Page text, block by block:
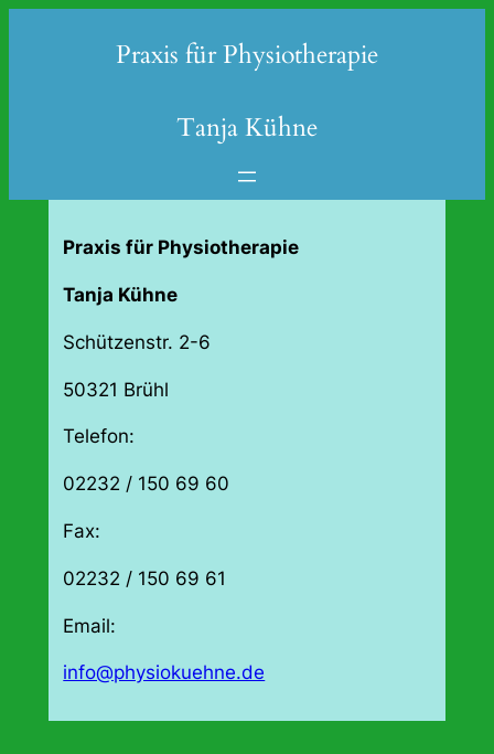
Praxis für Physiotherapie
Tanja Kühne
Praxis für Physiotherapie
Tanja Kühne
Schützenstr. 2-6
50321 Brühl
Telefon:
02232 / 150 69 60
Fax:
02232 / 150 69 61
Email:
info@physiokuehne.de